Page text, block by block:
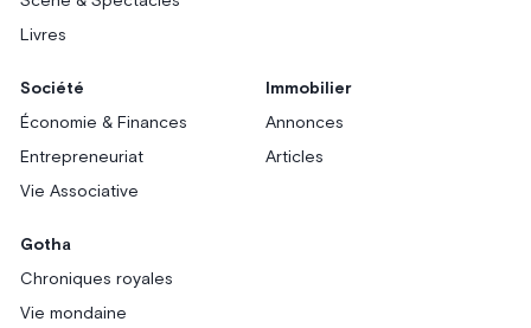
Livres
Société
Économie & Finances
Entrepreneuriat
Vie Associative
Immobilier
Annonces
Articles
Gotha
Chroniques royales
Vie mondaine